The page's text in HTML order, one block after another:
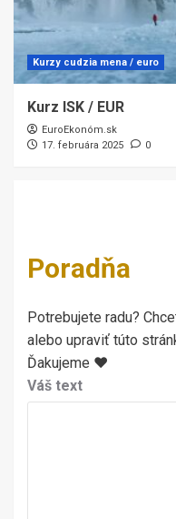
Kurzy cudzia mena / euro
Kurz ISK / EUR
EuroEkonóm.sk
17. februára 2025
0
Poradňa
Potrebujete radu?
alebo upraviť túto
Ďakujeme ♥
Váš text